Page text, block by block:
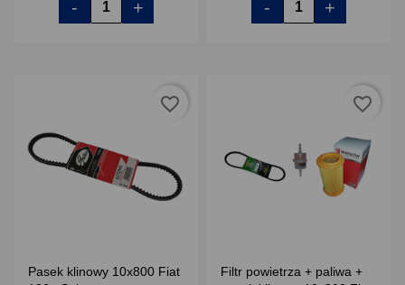
- + - +
Pasek klinowy 10x800 Fiat
favorite_border
Filtr powietrza + paliwa +
favorite_border